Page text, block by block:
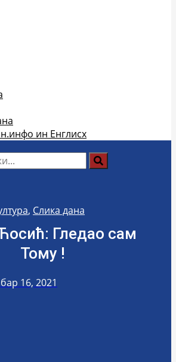
ин Енглисх
, Слика дана
Гледао сам
Тому !
16, 2021